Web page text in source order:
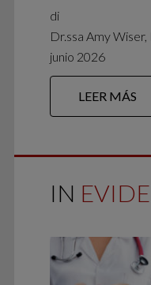
di
Dr.ssa Amy
junio 2026
LEER MÁS
IN